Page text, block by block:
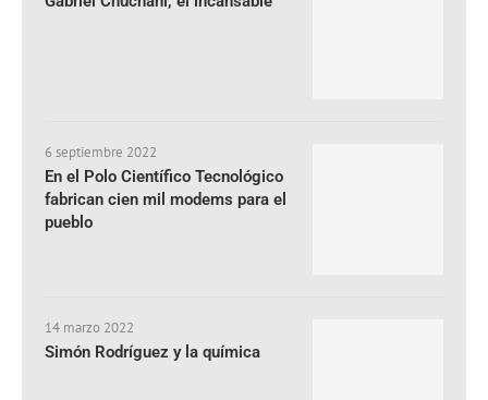
6 septiembre 2022
En el Polo Científico Tecnológico
fabrican cien mil modems para el
pueblo
14 marzo 2022
Simón Rodríguez y la química